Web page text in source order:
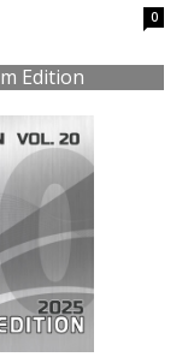
0
Edition